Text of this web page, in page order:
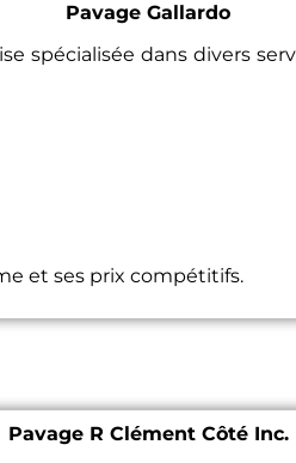
Pavage Gallardo
spécialisée dans divers
et ses prix compétitifs.
Pavage R Clément Côté Inc.